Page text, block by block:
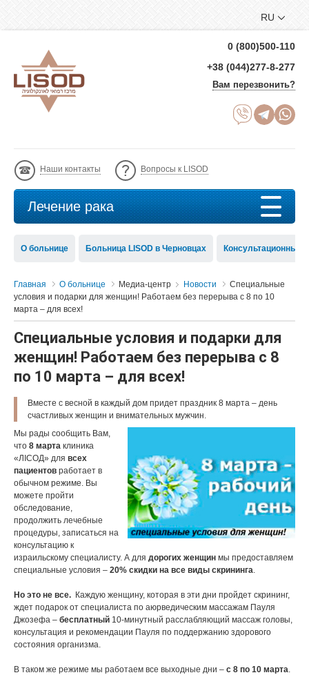
RU
0 (800)500-110
+38 (044)277-8-277
Вам перезвонить?
Наши контакты Вопросы к LISOD
Лечение рака
О больнице Больница LISOD в Черновцах Консультационный
Главная О больнице Медиа-центр Новости
Специальные
условия и подарки для женщин! Работаем без перерыва с 8 по 10
марта – для всех!
Специальные условия и подарки для
женщин! Работаем без перерыва с 8
по 10 марта – для всех!
Вместе с весной в каждый дом придет праздник 8 марта – день
счастливых женщин и внимательных мужчин.
Мы рады сообщить Вам,
что 8 марта клиника
«ЛIСОД» для всех
пациентов работает в
обычном режиме. Вы
можете пройти
обследование,
продолжить лечебные
процедуры, записаться на
консультацию к
израильскому специалисту. А для дорогих женщин мы предоставляем
специальные условия – 20% скидки на все виды скрининга.
Но это не все. Каждую женщину, которая в эти дни пройдет скрининг,
ждет подарок от специалиста по аюрведическим массажам Пауля
Джозефа – бесплатный 10-минутный расслабляющий массаж головы,
консультация и рекомендации Пауля по поддержанию здорового
состояния организма.
В таком же режиме мы работаем все выходные дни – с 8 по 10 марта.